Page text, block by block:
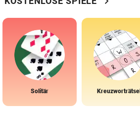
Solitär Kreuzworträtsel